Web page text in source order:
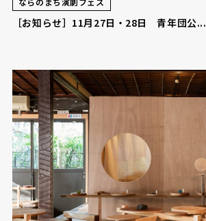
［お知らせ］11月27日・28日 青年団公...